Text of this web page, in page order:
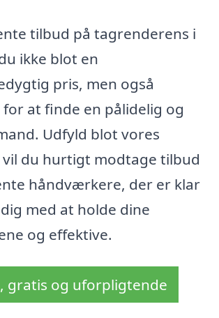
tilbud på tagrenderens i
ikke blot en
pris, men også
at finde en pålidelig og
Udfyld blot vores
vil du hurtigt modtage tilbud
håndværkere, der er klar
med at holde dine
og effektive.
gratis og uforpligtende